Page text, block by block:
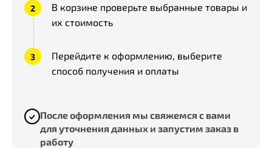
В корзине проверьте выбранные товары и
их стоимость
Перейдите к оформлению, выберите
способ получения и оплаты
После оформления мы свяжемся с вами
для уточнения данных и запустим заказ в
работу